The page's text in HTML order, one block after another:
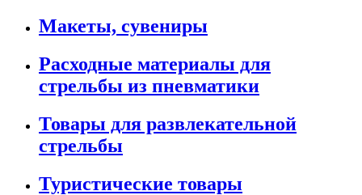
Макеты, сувениры
Расходные материалы для
стрельбы из пневматики
Товары для развлекательной
стрельбы
Туристические товары